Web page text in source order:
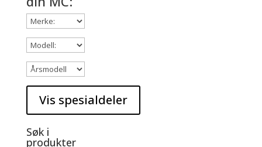
Søk i
produkter